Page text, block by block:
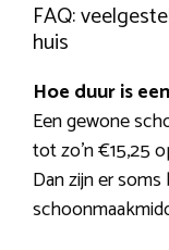
FAQ:
huis
Hoe duur is
Een gewone
tot zo’n €15,25
Dan zijn er